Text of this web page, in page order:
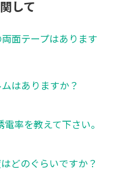
して
面テープはあります
はありますか？
率を教えて下さい。
どのぐらいですか？